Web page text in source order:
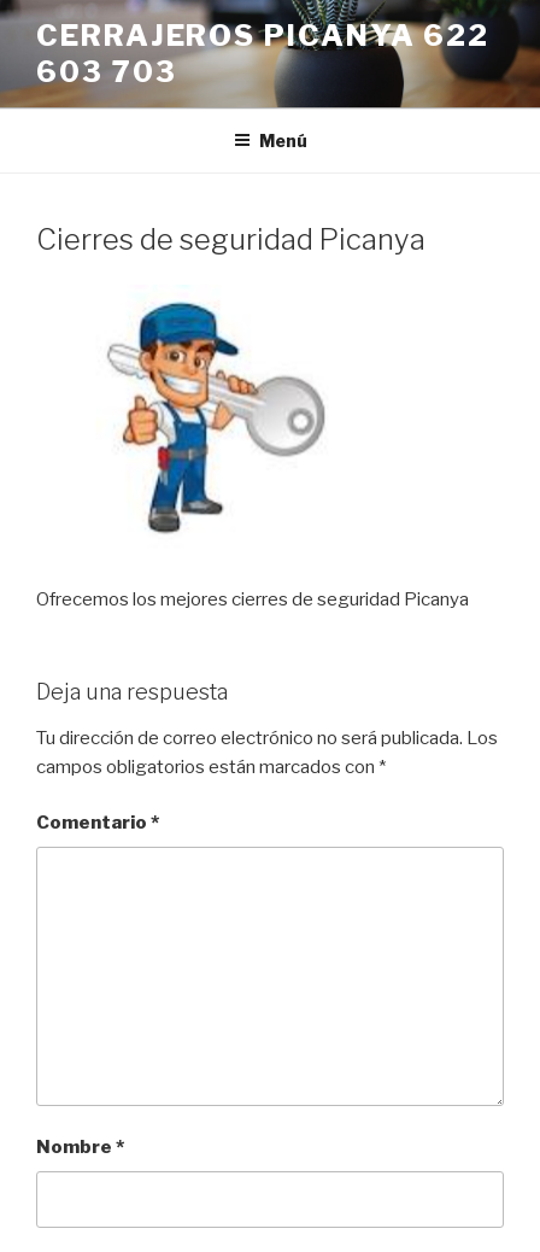
Saltar
contenido
CERRAJEROS PICANYA 622
603 703
Menú
Cierres de seguridad Picanya
Ofrecemos los mejores cierres de seguridad Picanya
Deja una respuesta
Tu dirección de correo electrónico no será publicada. Los
campos obligatorios están marcados con *
Comentario *
Nombre *